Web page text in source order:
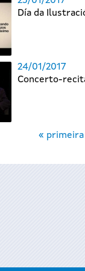
Día da
24/01/2017
Concerto-
« primeira